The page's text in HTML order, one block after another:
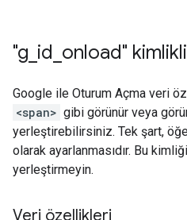
"g id onload"
Google ile Oturum Açma veri
<span> gibi görünür veya
yerleştirebilirsiniz. Tek şart,
olarak ayarlanmasıdır. Bu
yerleştirmeyin.
Veri özellikleri